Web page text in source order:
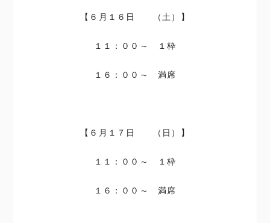
【６月１６日 （土）】
１１：００～ １枠
１６：００～ 満席
【６月１７日 （日）】
１１：００～ １枠
１６：００～ 満席